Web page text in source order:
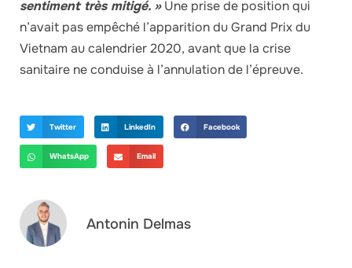
sentiment très mitigé. »Une prise de position qui
n’avait pas empêché l’apparition du Grand Prix du
Vietnam au calendrier 2020, avant que la crise
sanitaire ne conduise à l’annulation de l’épreuve.
Twitter LinkedIn Facebook
WhatsApp Email
Antonin Delmas